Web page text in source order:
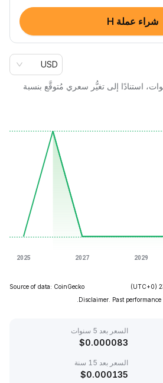
شراء عملة H
USD
مدى 5 سنوات، استنادًا إلى تغيُّر سعري مُتوقَّع بنسبة
(UTC+0)
Source of data: CoinGecko
Disclaimer. Past
السعر بعد 5 سنوات
$0.000083
السعر بعد 15 سنة
$0.000135